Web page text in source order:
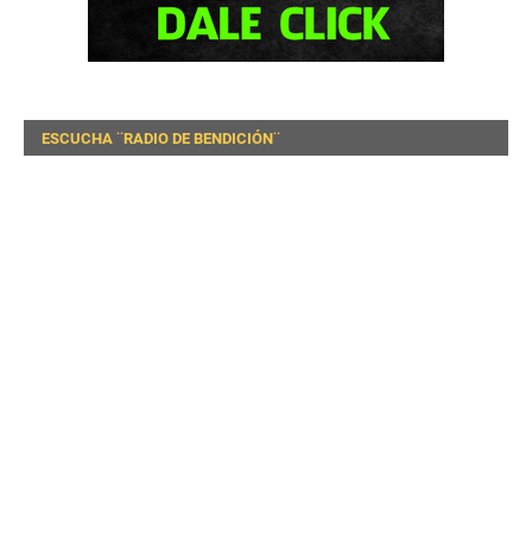
ESCUCHA ¨RADIO DE BENDICIÓN¨